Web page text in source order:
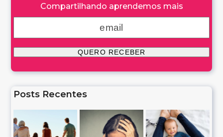
Compartilhando aprendemos mais
Posts Recentes